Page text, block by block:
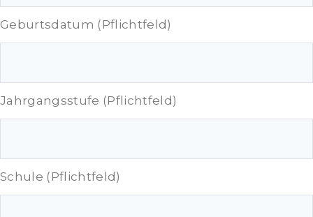
Geburtsdatum (Pflichtfeld)
Jahrgangsstufe (Pflichtfeld)
Schule (Pflichtfeld)